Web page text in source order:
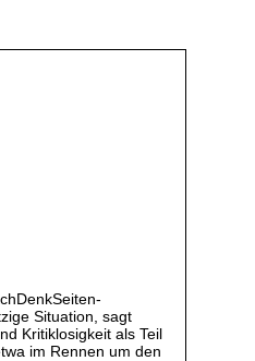
Situation, sagt
Kritiklosigkeit als Teil
im Rennen um den